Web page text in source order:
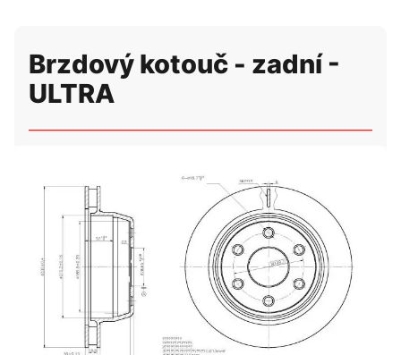
Brzdový kotouč - zadní -
ULTRA